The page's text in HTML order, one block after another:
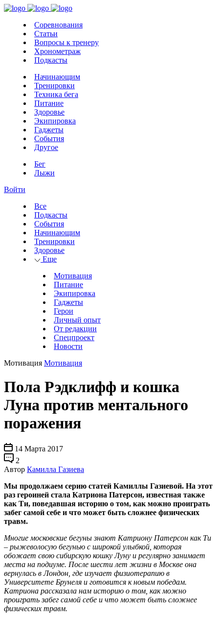
Соревнования
Статьи
Вопросы к тренеру
Хронометраж
Подкасты
Начинающим
Тренировки
Техника бега
Питание
Здоровье
Экипировка
Гаджеты
События
Другое
Бег
Лыжи
Войти
Все
Подкасты
События
Начинающим
Тренировки
Здоровье
Еще
Мотивация
Питание
Экипировка
Гаджеты
Герои
Личный опыт
От редакции
Спецпроект
Новости
Мотивация Мотивация
Пола Рэдклифф и кошка
Луна против ментального
поражения
14 Марта 2017
2
Автор Камилла Газиева
Мы продолжаем серию статей Камиллы Газиевой. На этот
раз героиней стала Катриона Патерсон, известная также
как Ти, поведавшая историю о том, как можно проиграть
забег самой себе и что может быть сложнее физических
травм.
Многие московские бегуны знают Катриону Патерсон как Ти
– рыжеволосую бегунью с широкой улыбкой, которая
обожает свою сибирскую кошку Луну и регулярно занимает
места на подиуме. После шести лет жизни в Москве она
вернулась в Лондон, где изучает физиотерапию в
Университете Брунеля и готовится к новым победам.
Катриона рассказала нам историю о том, как можно
проиграть забег самой себе и что может быть сложнее
физических травм.